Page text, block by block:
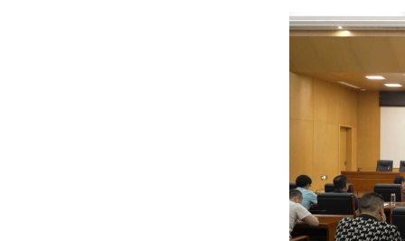
黄石市人民代表大会常务委员会公告